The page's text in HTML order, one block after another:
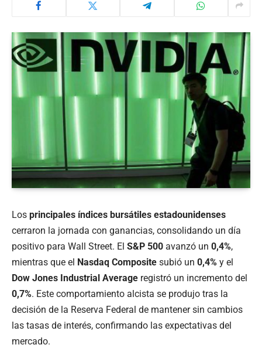
Los principales índices bursátiles estadounidenses
cerraron la jornada con ganancias, consolidando un día
positivo para Wall Street. El S&P 500 avanzó un 0,4%,
mientras que el Nasdaq Composite subió un 0,4% y el
Dow Jones Industrial Average registró un incremento del
0,7%. Este comportamiento alcista se produjo tras la
decisión de la Reserva Federal de mantener sin cambios
las tasas de interés, confirmando las expectativas del
mercado.